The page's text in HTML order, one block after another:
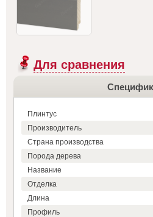
Для сравнения
Плинтус
Производитель
Страна производства
Порода дерева
Название
Отделка
Длина
Профиль